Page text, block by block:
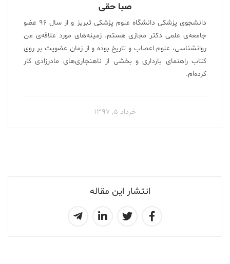
انتشار این مقاله
صبا حقی
دانشجوی پزشکی دانشگاه علوم پزشکی تبریز و از سال ۹۶ عضو
جامعه‌ی علمی دکتر مجازی هستم. زمینه‌های مورد علاقه‌ی من
روانشناسی، علوم اعصاب و تاریخ بوده و از زمان عضویت بر روی
کتاب راهنمای بارداری و بخشی از ناهنجاری‌های مادرزادی کار
کرده‌ام.
خرداد ۵, ۱۳۹۷